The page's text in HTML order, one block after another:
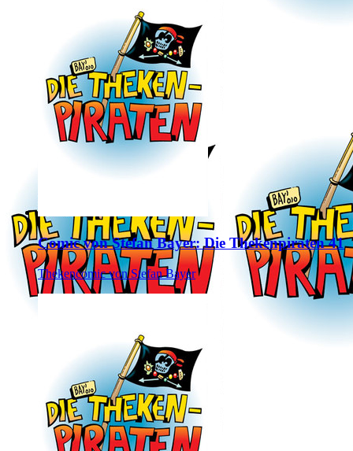
Comic von Stefan Bayer: Die Thekenpiraten 41
Thekencomic von Stefan Bayer